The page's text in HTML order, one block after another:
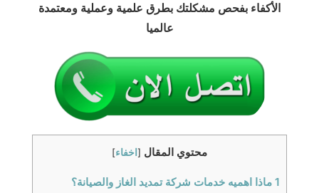
الأكفاء بفحص مشكلتك بطرق علمية وعملية ومعتمدة
عالميا
محتوي المقال [ اخفاء]
1ماذا اهميه خدمات شركة تمديد الغاز والصيانة؟